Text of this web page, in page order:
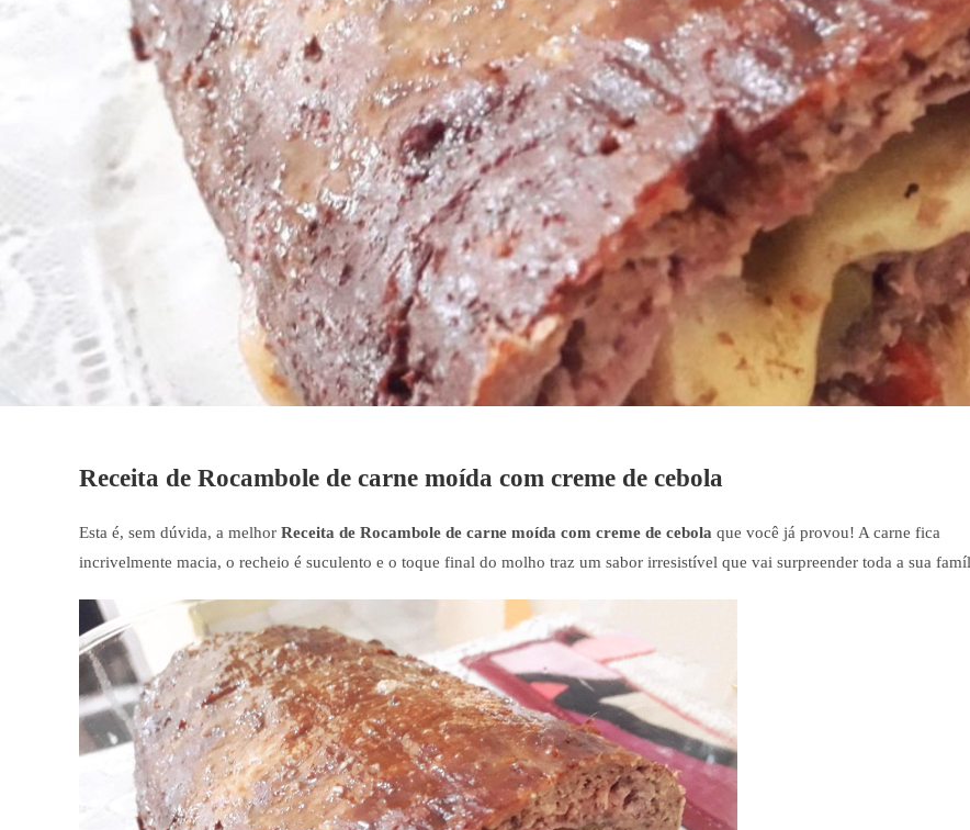
Receita de Rocambole de carne moída com creme de cebola
Esta é, sem dúvida, a melhor Receita de Rocambole de carne moída com creme de cebola que você já provou! A carne fica
incrivelmente macia, o recheio é suculento e o toque final do molho traz um sabor irresistível que vai surpreender toda a sua